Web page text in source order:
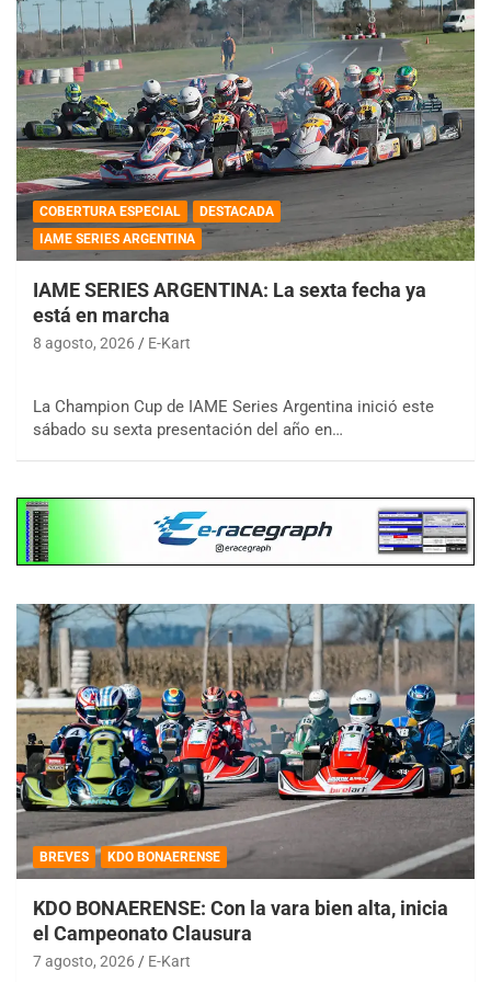
COBERTURA ESPECIAL
DESTACADA
IAME SERIES ARGENTINA
IAME SERIES ARGENTINA: La sexta fecha ya
está en marcha
8 agosto, 2026 E-Kart
La Champion Cup de IAME Series Argentina inició este
sábado su sexta presentación del año en…
BREVES KDO BONAERENSE
KDO BONAERENSE: Con la vara bien alta, inicia
el Campeonato Clausura
7 agosto, 2026 E-Kart